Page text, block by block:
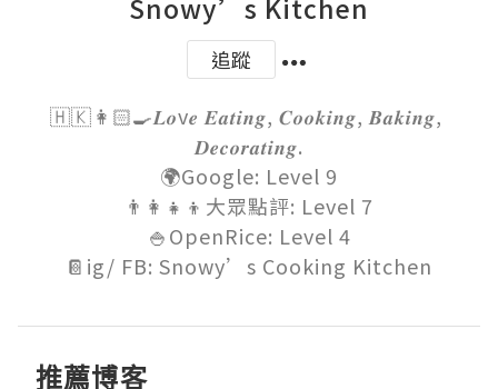
Snowy’s Kitchen
追蹤
🇭🇰👩🏻‍🍳𝑳𝒐v𝒆 𝑬𝒂𝒕𝒊𝒏𝒈, 𝑪𝒐𝒐𝒌𝒊𝒏𝒈, 𝑩𝒂𝒌𝒊𝒏𝒈,
𝑫𝒆𝒄𝒐𝒓𝒂𝒕𝒊𝒏𝒈.
🌍Google: Level 9
👨‍👩‍👧‍👦大眾點評: Level 7
🍚OpenRice: Level 4
📔ig/ FB: Snowy’s Cooking Kitchen
推薦博客